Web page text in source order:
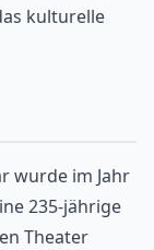
kulturelle
wurde im Jahr
235-jährige
Theater